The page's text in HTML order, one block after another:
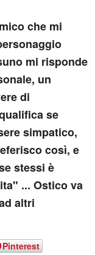
che mi
mi risponde
un
di
se
simpatico,
così, e
stessi è
... Ostico va
altri
Pinterest